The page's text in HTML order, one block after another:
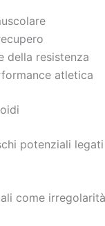
della resistenza
atletica
potenziali legati
come